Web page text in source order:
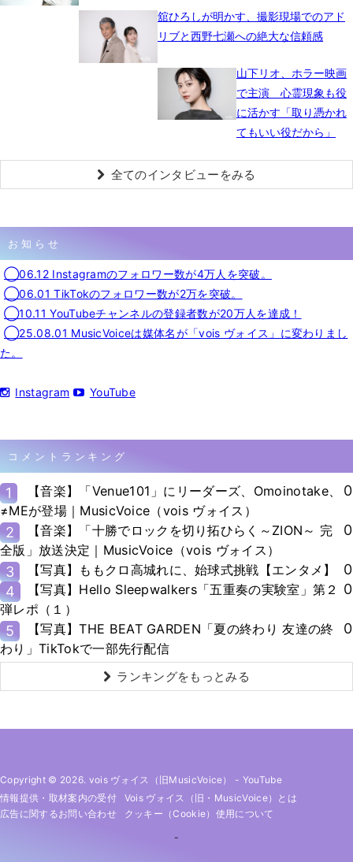
舘ひろしが明かす、撮影現場でのアド
リブと西野七瀬への絶大な信頼感
山下リオ、ホラー映画
で主演 心霊現象も役
に活かす「取り憑かれ
てもいい役だから」
全てのインタビューをみる
お知らせ
◯06.12 Instagramのフォロワー数が4万人を突破。
◯06.01 TikTokのフォロワー数が2万を突破。
◯10.11 YouTubeチャンネルの登録者数が20万人を達成！
◯25.08.01 MusicVoiceは媒体名が「vois ヴォイス」に変わりまし
た。
Instagram YouTube
コメントランキング
1
【音楽】「Venue101」にリーダーズ、Omoinotake、
≠MEが登場｜MusicVoice（vois ヴォイス）
0
2
【音楽】「十勝でロックを切り拓ひらく～ZION～ 完
全版」放送決定｜MusicVoice（vois ヴォイス）
0
3 【写真】ももクロ高城れに、始球式挑戦【エンタメ】
0
4
【写真】Hello Sleepwalkers「五重奏の実験室」第２
弾レポ（１）
0
5
【写真】THE BEAT GARDEN「夏の終わり 友達の終
わり」TikTokで一部先行配信
0
ランキングをもっとみる
Copyright © 2026. vois ヴォイス（旧MusicVoice） - YouTube
情報提供・取材案内の受付
Vois ヴォイス（旧・MusicVoice）とは
広告に関するお問い合わせ
クッキー（cookie）使用について
-